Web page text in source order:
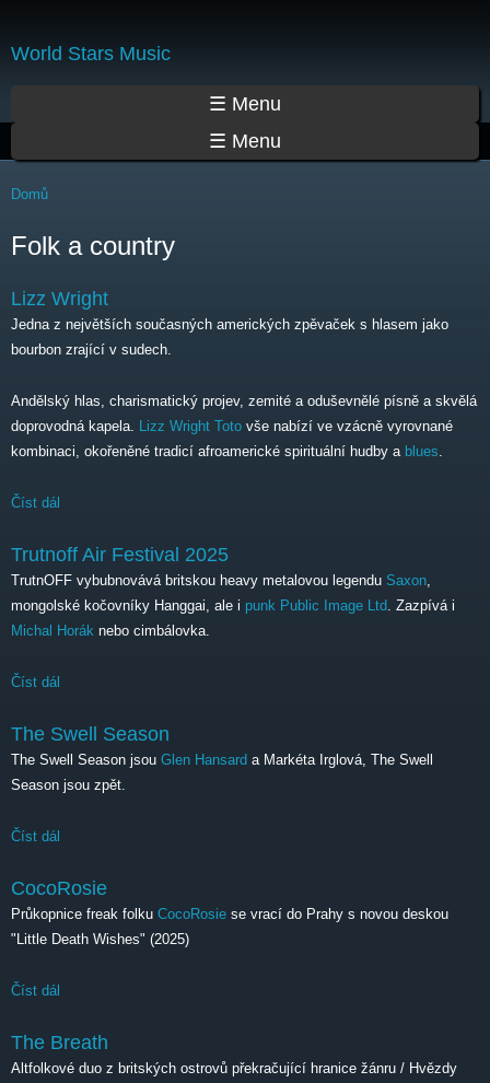
World Stars Music
☰ Menu
☰ Menu
Jste zde
Domů
Folk a country
Lizz Wright
Jedna z největších současných amerických zpěvaček s hlasem jako
bourbon zrající v sudech.
Andělský hlas, charismatický projev, zemité a oduševnělé písně a skvělá
doprovodná kapela.
Lizz Wright Toto vše nabízí ve vzácně vyrovnané
kombinaci, okořeněné tradicí afroamerické spirituální hudby a blues
Číst dál
Trutnoff Air Festival 2025
TrutnOFF vybubnovává britskou heavy metalovou legendu Saxon
mongolské kočovníky Hanggai, ale i punk Public Image Ltd . Zazpívá i
Michal Horák nebo cimbálovka.
Číst dál
The Swell Season
The Swell Season jsou Glen Hansard a Markéta Irglová, The Swell
Season jsou zpět.
Číst dál
CocoRosie
Průkopnice freak folku CocoRosie se vrací do Prahy s novou deskou
"Little Death Wishes" (2025)
Číst dál
The Breath
Altfolkové duo z britských ostrovů překračující hranice žánru / Hvězdy